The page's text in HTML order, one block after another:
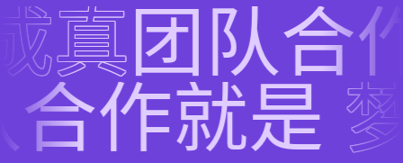
真团队合
合作就是